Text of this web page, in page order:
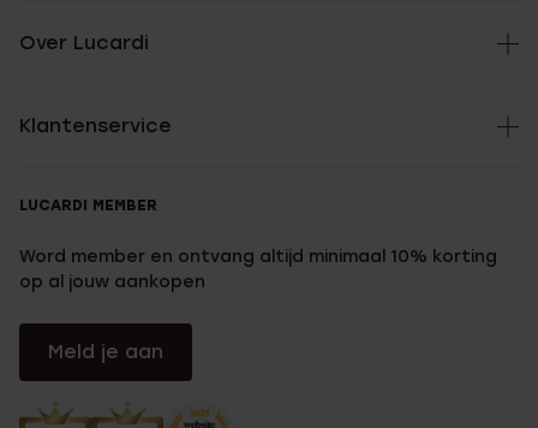
Over Lucardi
Klantenservice
LUCARDI MEMBER
Word member en ontvang altijd minimaal 10% korting
op al jouw aankopen
Meld je aan